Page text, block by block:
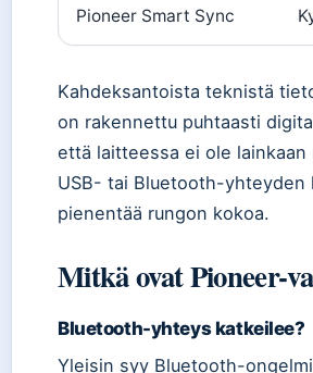
Pioneer Smart Sync
Kahdeksantoista teknistä
on rakennettu puhtaasti
että laitteessa ei ole
USB- tai Bluetooth-yhteyden
pienentää rungon kokoa.
Mitkä ovat Pioneer-
Bluetooth-yhteys katkeilee?
Yleisin syy Bluetooth-